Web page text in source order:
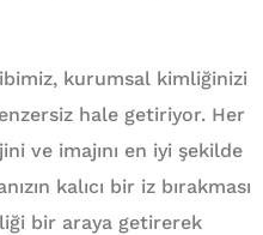
kurumsal kimliğinizi
hale getiriyor. Her
ve imajını en iyi şekilde
kalıcı bir iz bırakması
bir araya getirerek